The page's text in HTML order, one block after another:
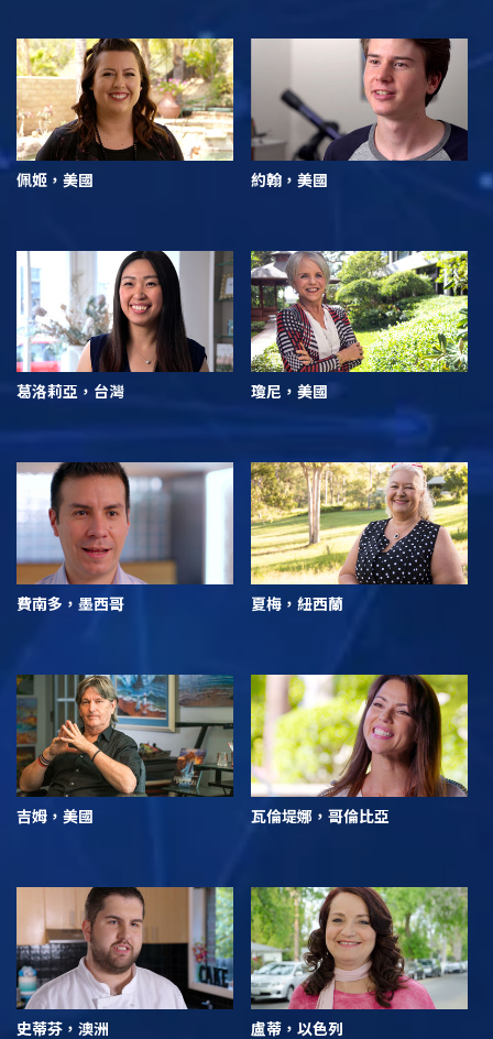
佩姬，美國 約翰，美國
葛洛莉亞，台灣 瓊尼，美國
費南多，墨西哥 夏梅，紐西蘭
吉姆，美國 瓦倫堤娜，哥倫比亞
史蒂芬，澳洲 盧蒂，以色列